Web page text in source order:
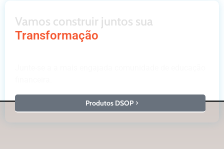
Vamos construir juntos sua
Transformação
Produtos DSOP